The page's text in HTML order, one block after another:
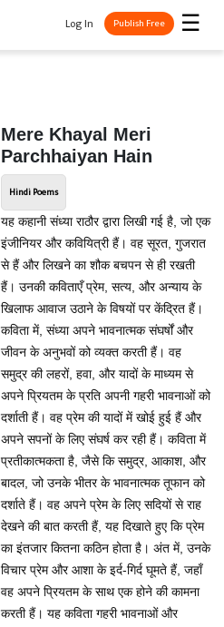
☰
Log In Publish Free
Mere Khayal Meri
Parchhaiyan Hain
Hindi Poems
यह कहानी संध्या राठौर द्वारा लिखी गई है, जो एक
इंजीनियर और कवियित्री हैं। वह सूरत, गुजरात
से हैं और लिखने का शौक बचपन से ही रखती
हैं। उनकी कविताएँ प्रेम, सत्य, और अन्याय के
खिलाफ आवाज उठाने के विषयों पर केंद्रित हैं।
कविता में, संध्या अपने भावनात्मक संघर्षों और
जीवन के अनुभवों को व्यक्त करती हैं। वह
समुद्र की लहरों, हवा, और यादों के माध्यम से
अपने प्रियतम के प्रति अपनी गहरी भावनाओं को
दर्शाती हैं। वह प्रेम की यादों में खोई हुई हैं और
अपने सपनों के लिए संघर्ष कर रही हैं। कविता में
प्रतीकात्मकता है, जैसे कि समुद्र, आकाश, और
बादल, जो उनके भीतर के भावनात्मक तूफान को
दर्शाते हैं। वह अपने प्रेम के लिए सदियों से राह
देखने की बात करती हैं, यह दिखाते हुए कि प्रेम
का इंतजार कितना कठिन होता है। अंत में, उनके
विचार प्रेम और आशा के इर्द-गिर्द घूमते हैं, जहाँ
वह अपने प्रियतम के साथ एक होने की कामना
करती हैं। यह कविता गहरी भावनाओं और